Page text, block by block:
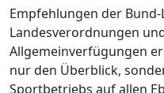
Empfehlungen der
Landesverordnungen
Allgemeinverfügungen
nur den Überblick,
Sportbetriebs auf allen